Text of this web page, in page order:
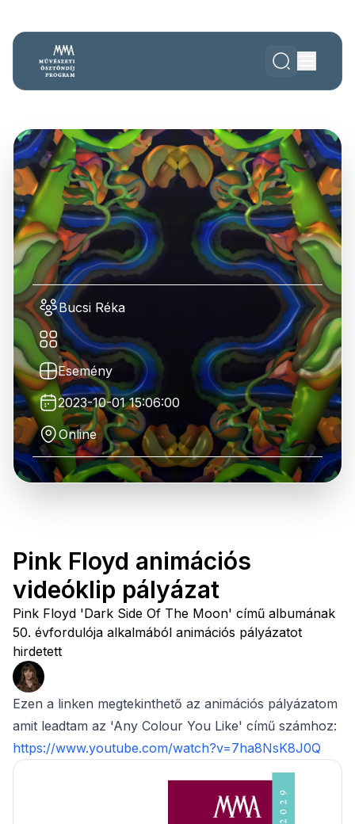
Bucsi Réka
Esemény
2023-10-01 15:06:00
Online
Pink Floyd animációs
videóklip pályázat
Pink Floyd 'Dark Side Of The Moon' című albumának
50. évfordulója alkalmából animációs pályázatot
hirdetett
Ezen a linken megtekinthető az animációs pályázatom
amit leadtam az 'Any Colour You Like' című számhoz:
https://www.youtube.com/watch?v=7ha8NsK8J0Q